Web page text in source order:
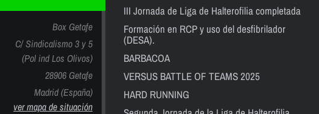
Box Getafe
C/ Sindicalismo 3 y 5
(Pol ind Los Olivos)
28906 Getafe
Madrid (España)
ver mapa de situación
III Jornada de Liga de Halterofilia completada
Formación en RCP y uso del desfibrilador
(DESA).
BARBACOA
VERSUS BATTLE OF TEAMS 2025
HARD RUNNING